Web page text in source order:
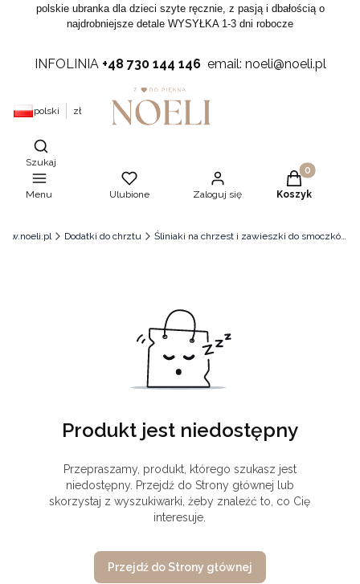
polskie ubranka dla dzieci szyte ręcznie, z pasją i dbałością o
najdrobniejsze detale WYSYŁKA 1-3 dni robocze
INFOLINIA +48 730 144 146 email: noeli@noeli.pl
polski zł
Otwórz wyszukiwarkę
Szukaj
Menu Ulubione Zaloguj się
Produkty w
Koszyk
Dodatki do chrztu
Produkt jest niedostępny
Przepraszamy, produkt, którego szukasz jest
niedostępny. Przejdź do Strony głównej lub
skorzystaj z wyszukiwarki, żeby znaleźć to, co Cię
interesuje.
Przejdź do Strony głównej